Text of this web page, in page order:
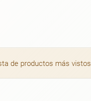
de productos más vistos